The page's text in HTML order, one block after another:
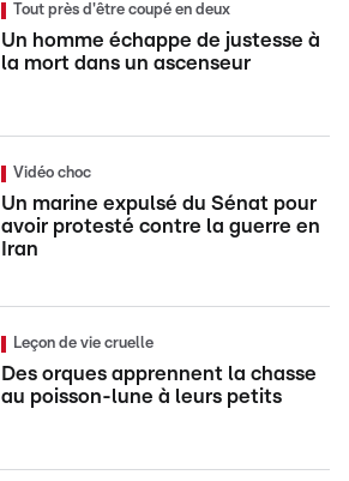
Tout près d'être coupé en deux
Un homme échappe de justesse à
la mort dans un ascenseur
Vidéo choc
Un marine expulsé du Sénat pour
avoir protesté contre la guerre en
Iran
Leçon de vie cruelle
Des orques apprennent la chasse
au poisson-lune à leurs petits